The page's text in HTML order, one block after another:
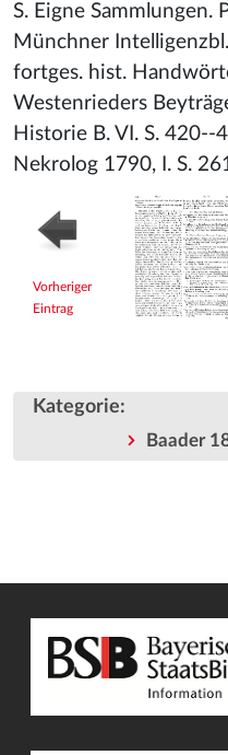
S. Eigne Sammlungen.
Münchner
fortges. hist.
Westenrieders
Historie B. VI. S. 420--
Nekrolog 1790, I. S.
Vorheriger
Eintrag
Kategorie:
Baader